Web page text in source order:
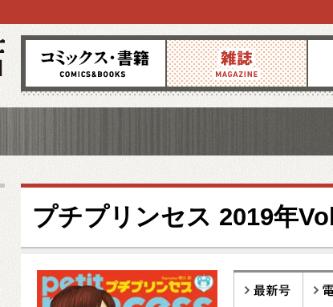
コミックス 雑誌 お知
プチプリンセス 2019年